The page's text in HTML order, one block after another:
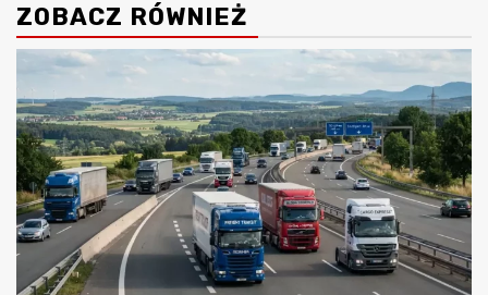
ZOBACZ RÓWNIEŻ